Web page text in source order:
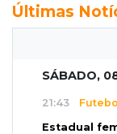
Últimas
SÁBADO,
21:43
Estadual